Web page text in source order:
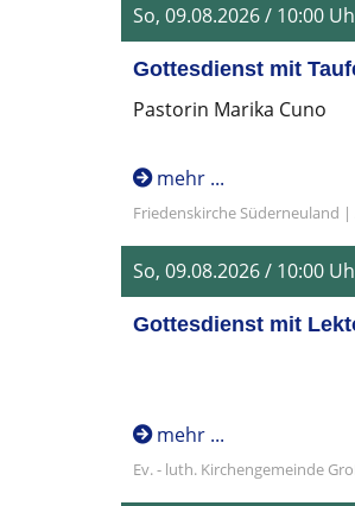
So, 09.08.2026 / 10:00
Gottesdienst mit
Pastorin Marika Cuno
mehr ...
Friedenskirche Süderneuland
So, 09.08.2026 / 10:00
Gottesdienst mit
mehr ...
Ev. - luth. Kirchengemeinde